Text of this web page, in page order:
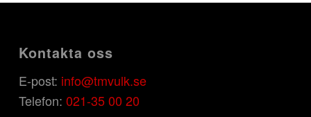
Kontakta oss
E-post: info@tmvulk.se
Telefon: 021-35 00 20